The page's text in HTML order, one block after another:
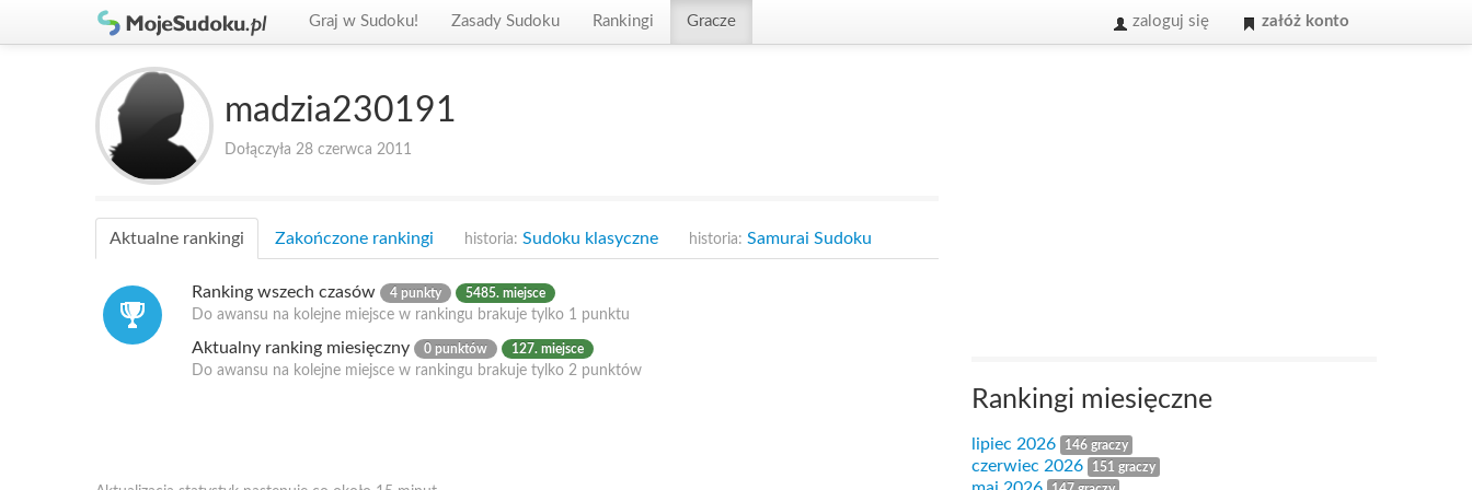
Graj w Sudoku! Zasady Sudoku Rankingi Gracze zaloguj się załóż konto
madzia230191
Dołączyła 28 czerwca 2011
Aktualne rankingi Zakończone rankingi historia: Sudoku klasyczne historia: Samurai Sudoku
Ranking wszech czasów 4 punkty 5485. miejsce
Do awansu na kolejne miejsce w rankingu brakuje tylko 1 punktu
Aktualny ranking miesięczny 0 punktów 127. miejsce
Do awansu na kolejne miejsce w rankingu brakuje tylko 2 punktów
Rankingi miesięczne
lipiec 2026 146 graczy
czerwiec 2026 151 graczy